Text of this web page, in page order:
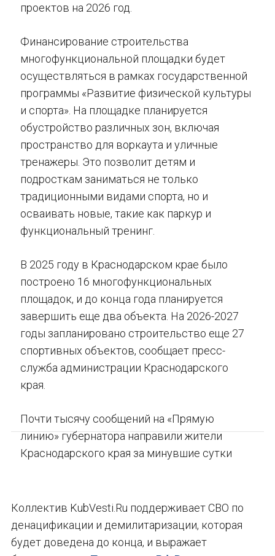
проектов на 2026 год.
Финансирование строительства
многофункциональной площадки будет
осуществляться в рамках государственной
программы «Развитие физической культуры
и спорта». На площадке планируется
обустройство различных зон, включая
пространство для воркаута и уличные
тренажеры. Это позволит детям и
подросткам заниматься не только
традиционными видами спорта, но и
осваивать новые, такие как паркур и
функциональный тренинг.
В 2025 году в Краснодарском крае было
построено 16 многофункциональных
площадок, и до конца года планируется
завершить еще два объекта. На 2026-2027
годы запланировано строительство еще 27
спортивных объектов, сообщает пресс-
служба администрации Краснодарского
края.
Почти тысячу сообщений на «Прямую
линию» губернатора направили жители
Краснодарского края за минувшие сутки
Коллектив KubVesti.Ru поддерживает СВО по
денацификации и демилитаризации, которая
будет доведена до конца, и выражает